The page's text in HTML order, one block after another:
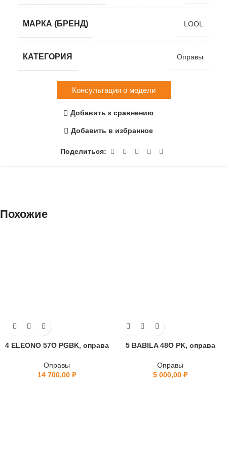
МАРКА (БРЕНД) LOOL
КАТЕГОРИЯ Оправы
Консультация о модели
Добавить к сравнению
Добавить в избранное
Поделиться:
Похожие
4 ELEONO 57O PGBK, оправа
Оправы
14 700,00 ₽
5 BABILA 48O PK, оправа
Оправы
5 000,00 ₽